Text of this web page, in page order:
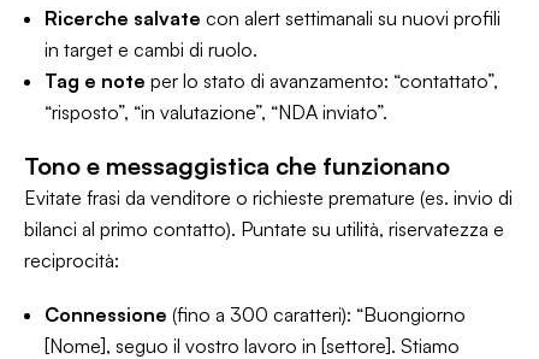
Ricerche salvate con alert settimanali su nuovi profili
in target e cambi di ruolo.
Tag e note per lo stato di avanzamento: “contattato”,
“risposto”, “in valutazione”, “NDA inviato”.
Tono e messaggistica che funzionano
Evitate frasi da venditore o richieste premature (es. invio di
bilanci al primo contatto). Puntate su utilità, riservatezza e
reciprocità:
Connessione (fino a 300 caratteri): “Buongiorno
[Nome], seguo il vostro lavoro in [settore]. Stiamo